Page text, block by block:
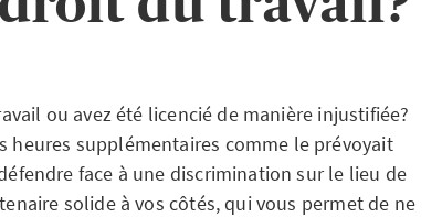
ou avez été licencié de manière injustifiée?
heures supplémentaires comme le prévoyait
face à une discrimination sur le lieu de
solide à vos côtés, qui vous permet de ne